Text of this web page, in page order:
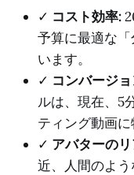
✓ コスト効率:
予算に最適な
います。
✓ コンバージ
ルは、現在、5
ティング動画に
✓ アバターの
近、人間のよ